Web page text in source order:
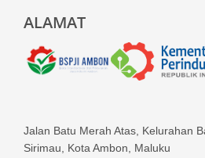
ALAMAT
Jalan Batu Merah Atas, Kelurahan
Sirimau, Kota Ambon, Maluku